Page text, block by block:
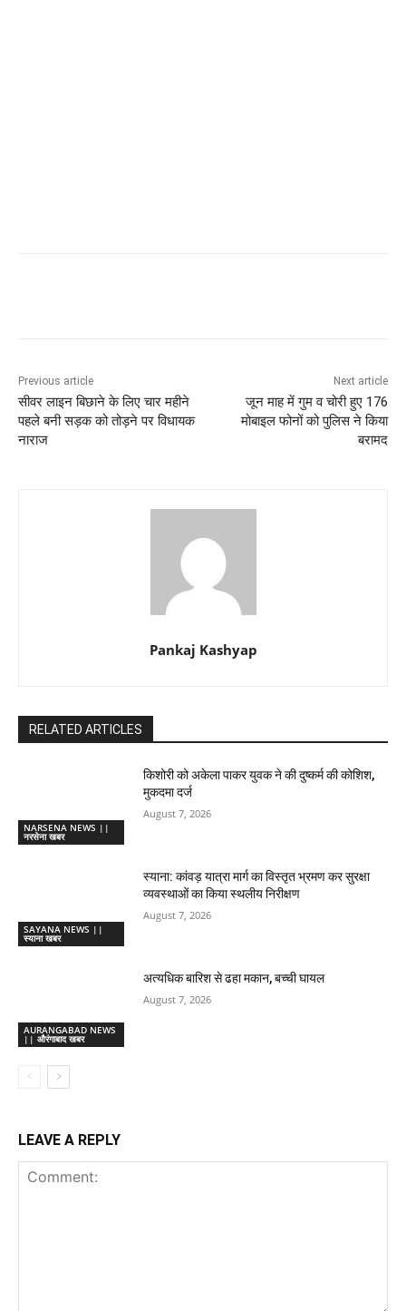
Previous article
सीवर लाइन बिछाने के लिए चार महीने
पहले बनी सड़क को तोड़ने पर विधायक
नाराज
Next article
जून माह में गुम व चोरी हुए 176
मोबाइल फोनों को पुलिस ने किया
बरामद
Pankaj Kashyap
RELATED ARTICLES
NARSENA NEWS ||
नरसेना खबर
किशोरी को अकेला पाकर युवक ने की दुष्कर्म की कोशिश,
मुकदमा दर्ज
August 7, 2026
SAYANA NEWS ||
स्याना खबर
स्याना: कांवड़ यात्रा मार्ग का विस्तृत भ्रमण कर सुरक्षा
व्यवस्थाओं का किया स्थलीय निरीक्षण
August 7, 2026
AURANGABAD NEWS
|| औरंगाबाद खबर
अत्यधिक बारिश से ढहा मकान, बच्ची घायल
August 7, 2026
LEAVE A REPLY